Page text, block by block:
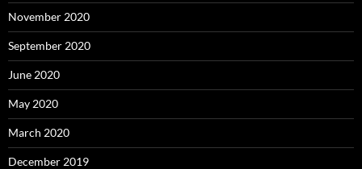
November 2020
September 2020
June 2020
May 2020
March 2020
December 2019